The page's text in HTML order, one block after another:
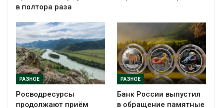
в полтора раза
РАЗНОЕ
Росводресурсы
продолжают приём
РАЗНОЕ
Банк России выпустил
в обращение памятные